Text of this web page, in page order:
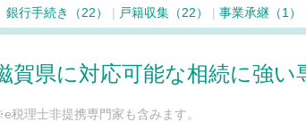
銀行手続き（22）
戸籍収集（22） 事業承継（1）
賀県に対応可能な相続に強い
税理士非提携専門家も含みます。